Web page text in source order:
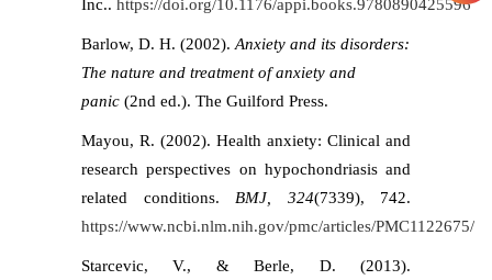
Inc.. https://doi.org/10.1176/appi.books.9780890425596
Barlow, D. H. (2002).Anxiety and its disorders:
The nature and treatment of anxiety and
panic (2nd ed.). The Guilford Press.
Mayou, R. (2002). Health anxiety: Clinical and
research perspectives on hypochondriasis and
related conditions. BMJ, 324(7339), 742.
https://www.ncbi.nlm.nih.gov/pmc/articles/PMC1122675/
Starcevic, V., & Berle, D. (2013).